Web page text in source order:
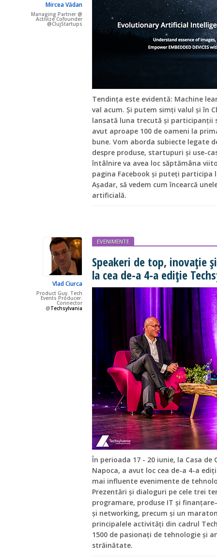
Mircea Vădan
Managing Partner @
Activize Cofounder
@ClujStartups
Tendința este evidentă: Machine
val acum. Și putem simți valul și în
lansată luna trecută și
avut aproape 100 de oameni la
bune. Vom aborda subiecte legate
despre produse, startupuri și use-
întâlnire va avea loc săptămâna
pagina Facebook și puteți participa
Așadar, să vedem cum încearcă
artificială.
Vlad Ciurca
Product Guy. Tech
Events Producer.
Connector
@Techsylvania
EVENIMENTE
Speakeri de top, inovație
la cea de-a 4-a ediție
În perioada 17 - 20 iunie, la Casa
Napoca, a avut loc cea de-a 4-a
mai influente evenimente de
Prezentări și dialoguri pe cele trei
programare, produse IT și
și networking, precum și un
principalele activități din cadrul
1500 de pasionați de tehnologie și
străinătate.